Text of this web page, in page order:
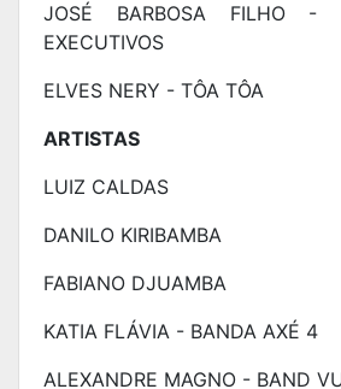
JOSÉ BARBOSA FILHO -
EXECUTIVOS
ELVES NERY - TÔA TÔA
ARTISTAS
LUIZ CALDAS
DANILO KIRIBAMBA
FABIANO DJUAMBA
KATIA FLÁVIA - BANDA AXÉ 4
ALEXANDRE MAGNO - BAND